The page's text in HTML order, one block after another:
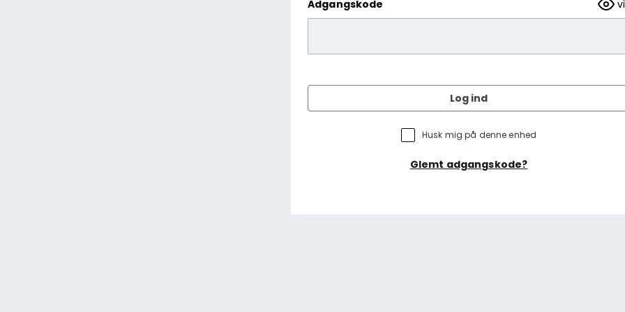
Adgangskode
Log ind
Husk mig på denne enhed
Glemt adgangskode?